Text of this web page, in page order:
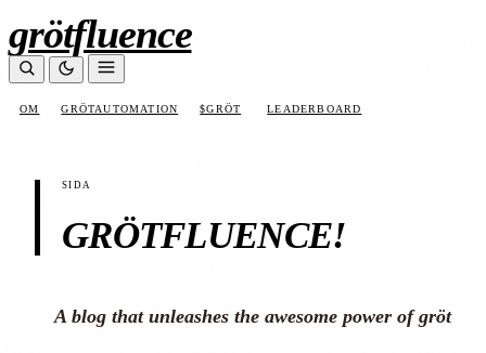
grötfluence
OM GRÖTAUTOMATION $GRÖT LEADERBOARD
SIDA
GRÖTFLUENCE!
A blog that unleashes the awesome power of gröt